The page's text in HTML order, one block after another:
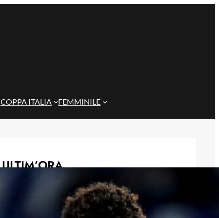
COPPA ITALIA FEMMINILE
ULTIM’ORA
Masini verso l’addio al Genoa, il
Frosinone offre 5 milioni per il
centrocampista